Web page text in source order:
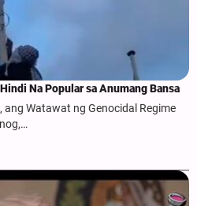
Na Popular sa Anumang Bansa
Watawat ng Genocidal Regime